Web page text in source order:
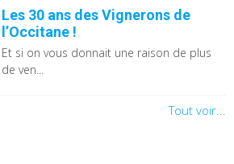
Les 30 ans des Vignerons de
l’Occitane !
Et si on vous donnait une raison de plus
de ven...
Tout voir...